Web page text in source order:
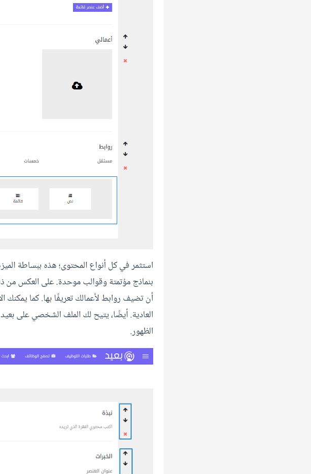
استثمر في كل أنواع المحتوى؛ هذه ببساطة
بنماذج مؤتمتة وقوالب موحدة. على العكس من
أن تضيف روابط لأعمالك تعريفًا بها. كما يمكنك
العادية. أيضًا، يتيح لك الملف الشخصي على
الظهور.